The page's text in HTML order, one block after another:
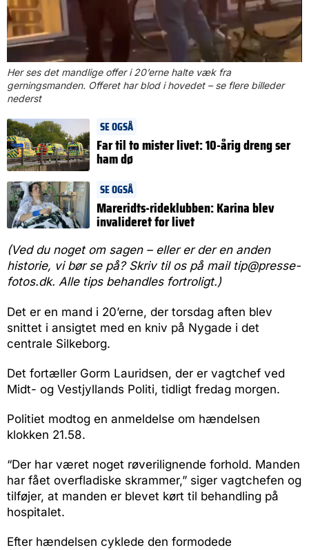
Her ses det mandlige offer i 20’erne halte væk fra
gerningsmanden. Offeret har blod i hovedet – se flere billeder
nederst
SE OGSÅ
Far til to mister livet: 10-årig dreng ser
ham dø
SE OGSÅ
Mareridts-rideklubben: Karina blev
invalideret for livet
(Ved du noget om sagen – eller er der en anden
historie, vi bør se på? Skriv til os på mail tip@presse-
fotos.dk. Alle tips behandles fortroligt.)
Det er en mand i 20’erne, der torsdag aften blev
snittet i ansigtet med en kniv på Nygade i det
centrale Silkeborg.
Det fortæller Gorm Lauridsen, der er vagtchef ved
Midt- og Vestjyllands Politi, tidligt fredag morgen.
Politiet modtog en anmeldelse om hændelsen
klokken 21.58.
“Der har været noget røverilignende forhold. Manden
har fået overfladiske skrammer,” siger vagtchefen og
tilføjer, at manden er blevet kørt til behandling på
hospitalet.
Efter hændelsen cyklede den formodede